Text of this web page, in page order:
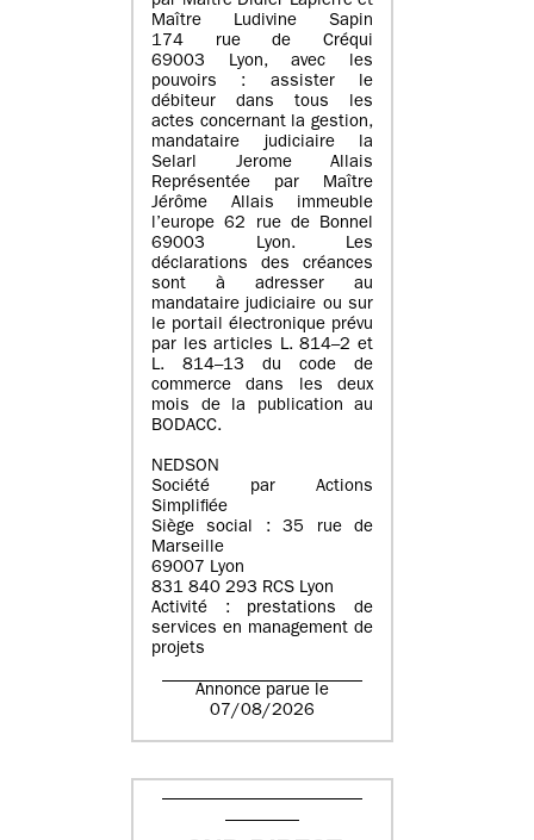
Maître Ludivine Sapin
174 rue de Créqui
69003 Lyon, avec les
pouvoirs : assister le
débiteur dans tous les
actes concernant la gestion,
mandataire judiciaire la
Selarl Jerome Allais
Représentée par Maître
Jérôme Allais immeuble
l’europe 62 rue de Bonnel
69003 Lyon. Les
déclarations des créances
sont à adresser au
mandataire judiciaire ou sur
le portail électronique prévu
par les articles L. 814–2 et
L. 814–13 du code de
commerce dans les deux
mois de la publication au
BODACC.
NEDSON
Société par Actions
Simplifiée
Siège social : 35 rue de
Marseille
69007 Lyon
831 840 293 RCS Lyon
Activité : prestations de
services en management de
projets
Annonce parue le
07/08/2026